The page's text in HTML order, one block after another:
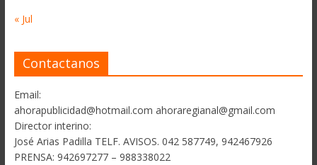
« Jul
Contactanos
Email:
ahorapublicidad@hotmail.com ahoraregianal@gmail.com
Director interino:
José Arias Padilla TELF. AVISOS. 042 587749, 942467926
PRENSA: 942697277 – 988338022